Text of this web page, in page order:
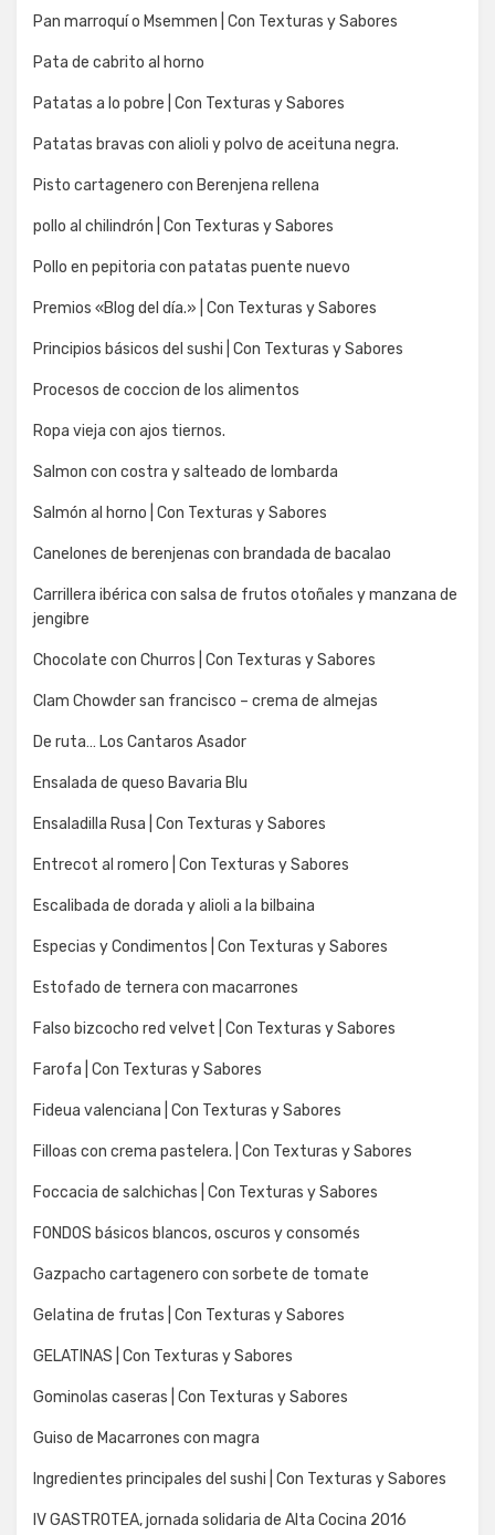
Pan marroquí o Msemmen | Con Texturas y Sabores
Pata de cabrito al horno
Patatas a lo pobre | Con Texturas y Sabores
Patatas bravas con alioli y polvo de aceituna negra.
Pisto cartagenero con Berenjena rellena
pollo al chilindrón | Con Texturas y Sabores
Pollo en pepitoria con patatas puente nuevo
Premios «Blog del día.» | Con Texturas y Sabores
Principios básicos del sushi | Con Texturas y Sabores
Procesos de coccion de los alimentos
Ropa vieja con ajos tiernos.
Salmon con costra y salteado de lombarda
Salmón al horno | Con Texturas y Sabores
Canelones de berenjenas con brandada de bacalao
Carrillera ibérica con salsa de frutos otoñales y manzana de
jengibre
Chocolate con Churros | Con Texturas y Sabores
Clam Chowder san francisco – crema de almejas
De ruta… Los Cantaros Asador
Ensalada de queso Bavaria Blu
Ensaladilla Rusa | Con Texturas y Sabores
Entrecot al romero | Con Texturas y Sabores
Escalibada de dorada y alioli a la bilbaina
Especias y Condimentos | Con Texturas y Sabores
Estofado de ternera con macarrones
Falso bizcocho red velvet | Con Texturas y Sabores
Farofa | Con Texturas y Sabores
Fideua valenciana | Con Texturas y Sabores
Filloas con crema pastelera. | Con Texturas y Sabores
Foccacia de salchichas | Con Texturas y Sabores
FONDOS básicos blancos, oscuros y consomés
Gazpacho cartagenero con sorbete de tomate
Gelatina de frutas | Con Texturas y Sabores
GELATINAS | Con Texturas y Sabores
Gominolas caseras | Con Texturas y Sabores
Guiso de Macarrones con magra
Ingredientes principales del sushi | Con Texturas y Sabores
IV GASTROTEA, jornada solidaria de Alta Cocina 2016